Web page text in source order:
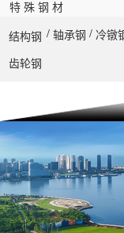
特 殊 钢 材
结构钢 / 轴承钢 / 冷镦
齿轮钢